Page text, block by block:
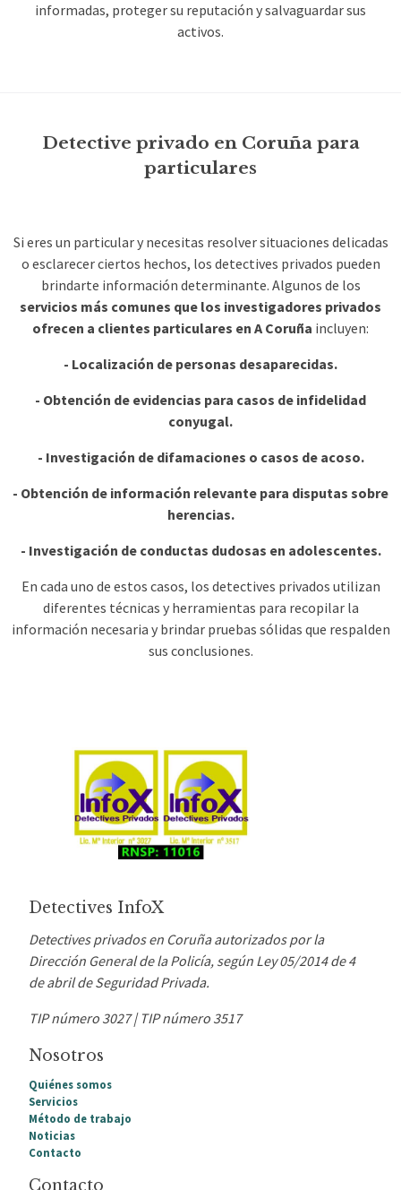
informadas, proteger su reputación y salvaguardar sus
activos.
Detective privado en Coruña para
particulares
Si eres un particular y necesitas resolver situaciones delicadas
o esclarecer ciertos hechos, los detectives privados pueden
brindarte información determinante. Algunos de los
servicios más comunes que los investigadores privados
ofrecen a clientes particulares en A Coruña incluyen:
- Localización de personas desaparecidas.
- Obtención de evidencias para casos de infidelidad
conyugal.
- Investigación de difamaciones o casos de acoso.
- Obtención de información relevante para disputas sobre
herencias.
- Investigación de conductas dudosas en adolescentes.
En cada uno de estos casos, los detectives privados utilizan
diferentes técnicas y herramientas para recopilar la
información necesaria y brindar pruebas sólidas que respalden
sus conclusiones.
Detectives InfoX
Detectives privados en Coruña autorizados por la
Dirección General de la Policía, según Ley 05/2014 de 4
de abril de Seguridad Privada.
TIP número 3027 | TIP número 3517
Nosotros
Quiénes somos
Servicios
Método de trabajo
Noticias
Contacto
Contacto